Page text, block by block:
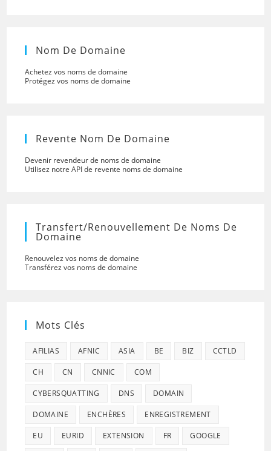
Nom De Domaine
Achetez vos noms de domaine
Protégez vos noms de domaine
Revente Nom De Domaine
Devenir revendeur de noms de domaine
Utilisez notre API de revente noms de domaine
Transfert/renouvellement De Noms De
Domaine
Renouvelez vos noms de domaine
Transférez vos noms de domaine
Mots Clés
AFILIAS AFNIC ASIA BE BIZ CCTLD
CH CN CNNIC COM
CYBERSQUATTING DNS DOMAIN
DOMAINE ENCHÈRES ENREGISTREMENT
EU EURID EXTENSION FR GOOGLE